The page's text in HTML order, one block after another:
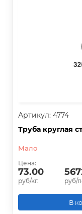
Артикул: 4774
Труба круглая
Мало
Цена:
73.00
руб/кг. руб/
В